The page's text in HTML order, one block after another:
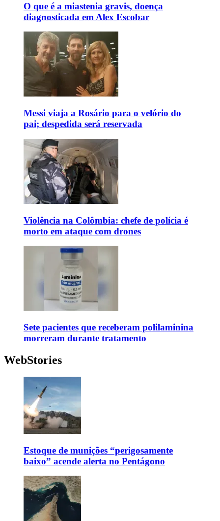
O que é a miastenia gravis, doença
diagnosticada em Alex Escobar
Messi viaja a Rosário para o velório do
pai; despedida será reservada
Violência na Colômbia: chefe de polícia é
morto em ataque com drones
Sete pacientes que receberam polilaminina
morreram durante tratamento
WebStories
Estoque de munições “perigosamente
baixo” acende alerta no Pentágono